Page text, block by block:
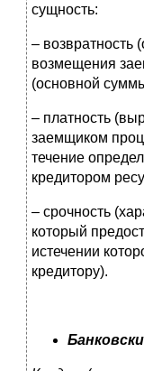
сущность:
– возвратность
возмещения
(основной
– платность
заемщиком
течение
кредитором
– срочность
который
истечении
кредитору).